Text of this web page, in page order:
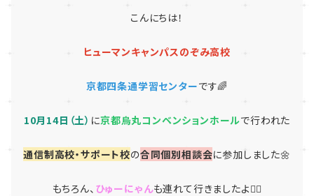
こんにちは！
ヒューマンキャンパスのぞみ高校
京都四条通学習センターです🌈
10月14日（土） に京都烏丸コンベンションホールで行われた
通信制高校・サポート校の合同個別相談会に参加しました🌼
もちろん、 ひゅーにゃんも連れて行きましたよ🐱‍👤